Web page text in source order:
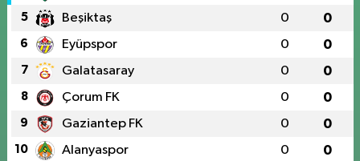
5 Beşiktaş 0 0
6 Eyüpspor 0 0
7 Galatasaray 0 0
8 Çorum FK 0 0
9 Gaziantep FK 0 0
10 Alanyaspor 0 0